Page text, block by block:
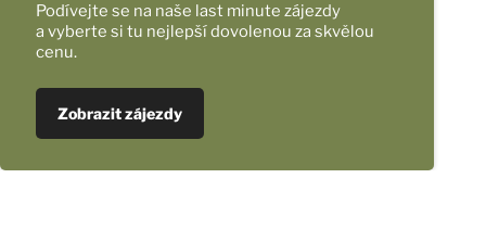
Podívejte se na naše last minute zájezdy
a vyberte si tu nejlepší dovolenou za skvělou
cenu.
Zobrazit zájezdy
Ubytování v Chorvatsku NOVINKA